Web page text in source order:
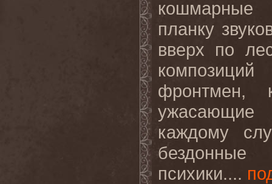
планку
вверх по
фронтмен,
ужасающие
каждому
бездонные
психики....